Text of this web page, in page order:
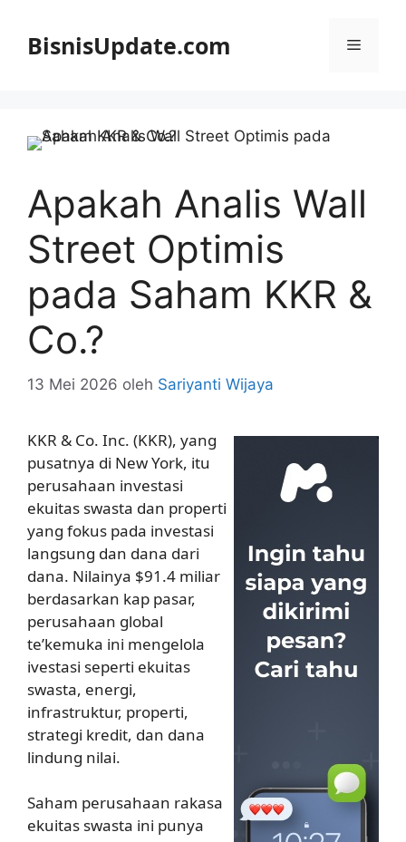
BisnisUpdate.com Menu
Apakah Analis Wall
Street Optimis
pada Saham KKR &
Co.?
13 Mei 2026 oleh Sariyanti Wijaya
KKR & Co. Inc. (KKR), yang
pusatnya di New York, itu
perusahaan investasi
ekuitas swasta dan properti
yang fokus pada investasi
langsung dan dana dari
dana. Nilainya $91.4 miliar
berdasarkan kap pasar,
perusahaan global
te’kemuka ini mengelola
ivestasi seperti ekuitas
swasta, energi,
infrastruktur, properti,
strategi kredit, dan dana
lindung nilai.
Saham perusahaan rakasa
ekuitas swasta ini punya